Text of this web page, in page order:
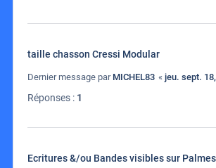
taille chasson Cressi Modular
Dernier message par MICHEL83 « jeu. sept.
Réponses : 1
Ecritures &/ou Bandes visibles sur Palmes